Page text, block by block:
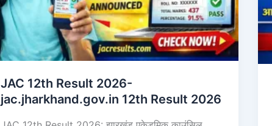
JAC 12th Result 2026-
jac.jharkhand.gov.in 12th Result 2026